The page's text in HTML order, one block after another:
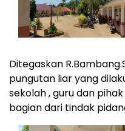
Ditegaskan
pungutan liar yang
sekolah , guru dan
bagian dari tindak